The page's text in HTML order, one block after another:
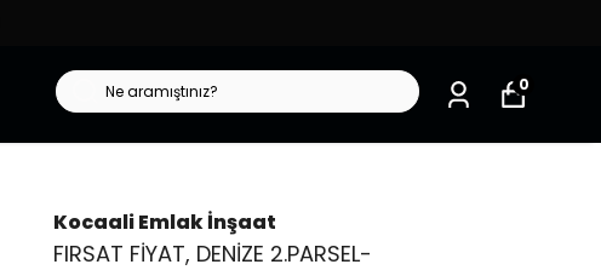
0
Kocaali Emlak İnşaat
FIRSAT FİYAT, DENİZE 2.PARSEL-